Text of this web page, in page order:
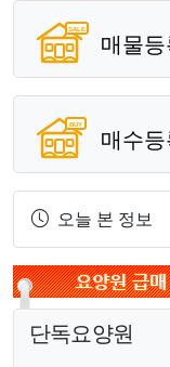
매물
매수
오늘 본 정보
단독요양원